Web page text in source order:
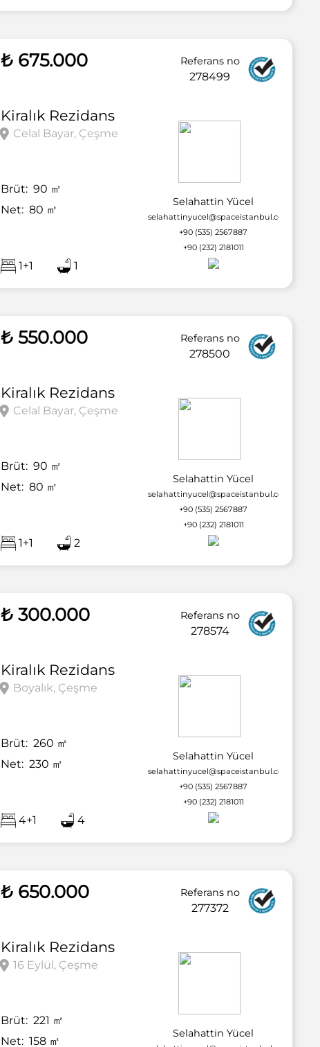
₺ 675.000
Kiralık Rezidans
Celal Bayar, Çeşme
Brüt: 90 ㎡
Net: 80 ㎡
1+1 1
Referans no
278499
Selahattin Yücel
selahattinyucel@spaceistanbul.com
+90 (535) 2567887
+90 (232) 2181011
₺ 550.000
Kiralık Rezidans
Celal Bayar, Çeşme
Brüt: 90 ㎡
Net: 80 ㎡
1+1 2
Referans no
278500
Selahattin Yücel
selahattinyucel@spaceistanbul.com
+90 (535) 2567887
+90 (232) 2181011
₺ 300.000
Kiralık Rezidans
Boyalık, Çeşme
Brüt: 260 ㎡
Net: 230 ㎡
4+1 4
Referans no
278574
Selahattin Yücel
selahattinyucel@spaceistanbul.com
+90 (535) 2567887
+90 (232) 2181011
₺ 650.000
Kiralık Rezidans
16 Eylül, Çeşme
Brüt: 221 ㎡
Net: 158 ㎡
Referans no
277372
Selahattin Yücel